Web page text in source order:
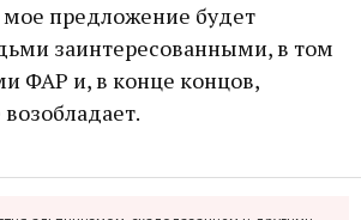
мое предложение будет
заинтересованными, в том
ФАР и, в конце концов,